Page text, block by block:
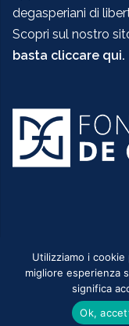
degasperiani di
Scopri sul nostro
basta cliccare qui.
Utilizza WordPress |
Utilizziamo i
migliore esperienza
significa
Ok,